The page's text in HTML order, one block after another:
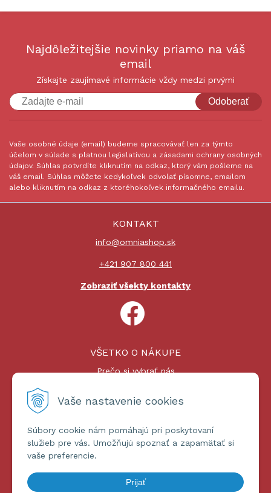
Vaše nastavenie cookies
Súbory cookie nám pomáhajú pri poskytovaní
služieb pre vás. Umožňujú spoznať a zapamätať si
vaše preferencie.
Prijať
Najdôležitejšie novinky priamo na váš
email
Získajte zaujímavé informácie vždy medzi prvými
Odoberať
Vaše osobné údaje (email) budeme spracovávať len za týmto
účelom v súlade s platnou legislatívou a zásadami ochrany osobných
údajov. Súhlas potvrdíte kliknutím na odkaz, ktorý vám pošleme na
váš email. Súhlas môžete kedykoľvek odvolať písomne, emailom
alebo kliknutím na odkaz z ktoréhokoľvek informačného emailu.
KONTAKT
info@omniashop.sk
+421 907 800 441
Zobraziť všekty kontakty
VŠETKO O NÁKUPE
Prečo si vybrať nás
Platby a doprava
ĎALŠIE INFORMÁCIE
Obchodné podmienky
Ochrana osobných údajov